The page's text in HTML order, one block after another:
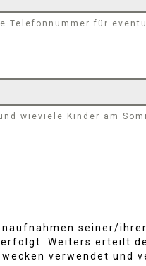
Telefonnummer für
wieviele Kinder am
seiner/
Weiters erteilt
verwendet und